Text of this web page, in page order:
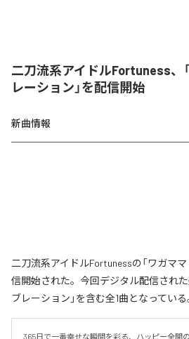
二刀流系アイドルFortuness、
レーション」を配信開始
新曲情報
二刀流系アイドルFortunessの「ワガマ
信開始された。今回デジタル配信され
ブレーション」を含む全1曲となっている
365日で一番幸せな瞬間を彩る、ハッピー全開